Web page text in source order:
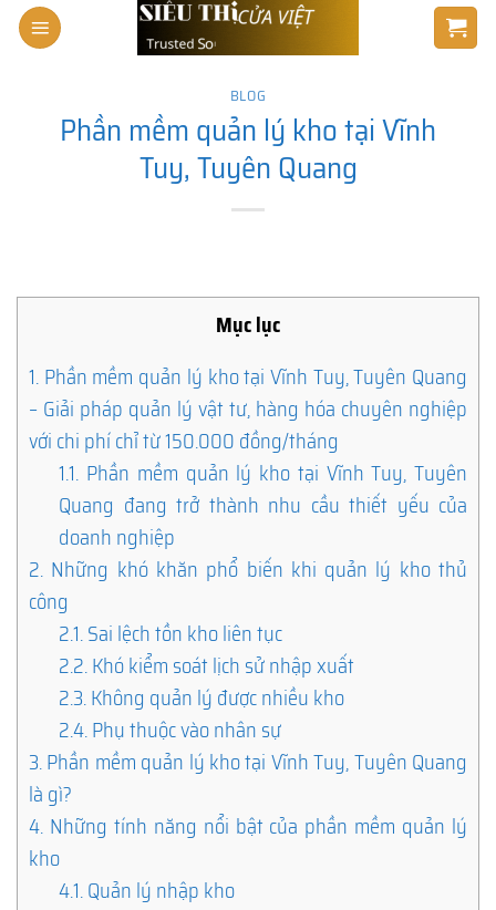
Skip
BLOG
Phần mềm quản lý kho tại Vĩnh
Tuy, Tuyên Quang
Mục lục
1. Phần mềm quản lý kho tại Vĩnh Tuy, Tuyên Quang
– Giải pháp quản lý vật tư, hàng hóa chuyên nghiệp
với chi phí chỉ từ 150.000 đồng/tháng
1.1. Phần mềm quản lý kho tại Vĩnh Tuy, Tuyên
Quang đang trở thành nhu cầu thiết yếu của
doanh nghiệp
2. Những khó khăn phổ biến khi quản lý kho thủ
công
2.1.Sai lệch tồn kho liên tục
2.2.Khó kiểm soát lịch sử nhập xuất
2.3.Không quản lý được nhiều kho
2.4.Phụ thuộc vào nhân sự
3.Phần mềm quản lý kho tại Vĩnh Tuy, Tuyên Quang
là gì?
4. Những tính năng nổi bật của phần mềm quản lý
kho
4.1.Quản lý nhập kho